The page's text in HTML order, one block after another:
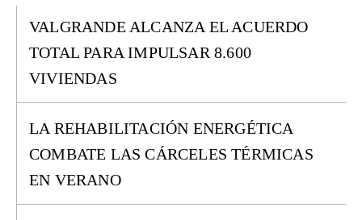
VALGRANDE ALCANZA EL ACUERDO
TOTAL PARA IMPULSAR 8.600
VIVIENDAS
LA REHABILITACIÓN ENERGÉTICA
COMBATE LAS CÁRCELES TÉRMICAS
EN VERANO